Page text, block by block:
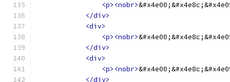
<p><nobr>
</div>
<div>
<p><nobr>
</div>
<div>
<p><nobr>
</div>